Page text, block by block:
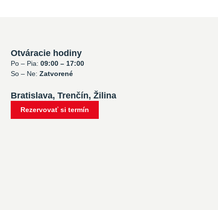
Otváracie hodiny
Po – Pia:09:00 – 17:00
So – Ne:Zatvorené
Bratislava, Trenčín, Žilina
Rezervovať si termín